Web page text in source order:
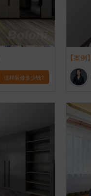
这样装修多少钱?
【案例】